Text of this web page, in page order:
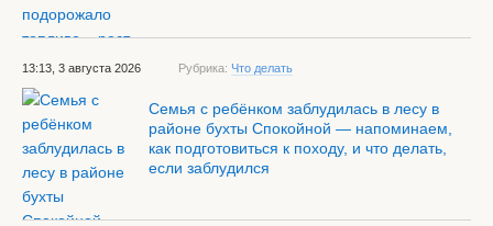
13:13, 3 августа 2026 Рубрика: Что делать
Семья с ребёнком заблудилась в лесу в
районе бухты Спокойной — напоминаем,
как подготовиться к походу, и что делать,
если заблудился